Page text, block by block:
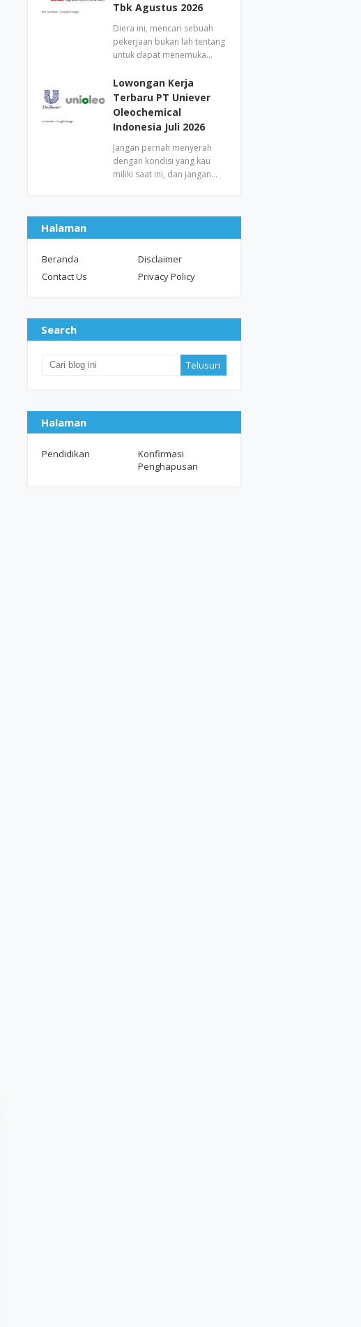
Tbk Agustus 2026
Diera ini, mencari sebuah
pekerjaan bukan lah tentang
untuk dapat menemuka…
Lowongan Kerja
Terbaru PT Uniever
Oleochemical
Indonesia Juli 2026
Jangan pernah menyerah
dengan kondisi yang kau
miliki saat ini, dan jangan…
Halaman
Beranda
Disclaimer
Contact Us
Privacy Policy
Search
Halaman
Pendidikan
Konfirmasi
Penghapusan